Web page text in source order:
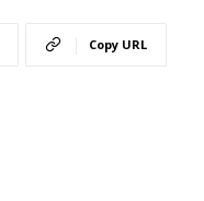
Copy URL